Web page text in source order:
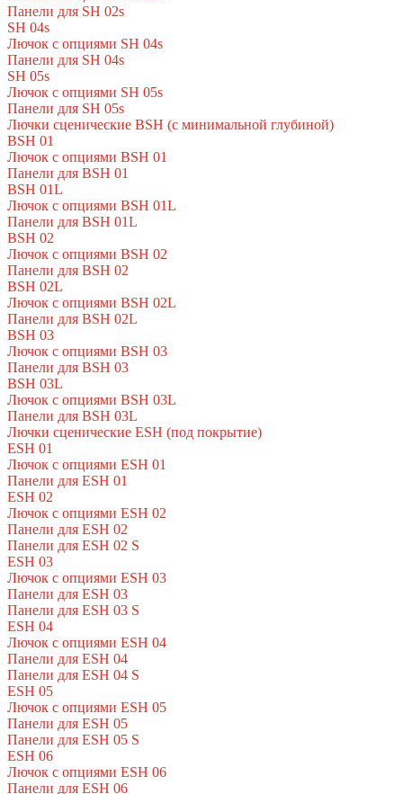
Панели для SH 02s
SH 04s
Лючок с опциями SH 04s
Панели для SH 04s
SH 05s
Лючок с опциями SH 05s
Панели для SH 05s
Лючки сценические BSH (с минимальной глубиной)
BSH 01
Лючок с опциями BSH 01
Панели для BSH 01
BSH 01L
Лючок с опциями BSH 01L
Панели для BSH 01L
BSH 02
Лючок с опциями BSH 02
Панели для BSH 02
BSH 02L
Лючок с опциями BSH 02L
Панели для BSH 02L
BSH 03
Лючок с опциями BSH 03
Панели для BSH 03
BSH 03L
Лючок с опциями BSH 03L
Панели для BSH 03L
Лючки сценические ESH (под покрытие)
ESH 01
Лючок с опциями ESH 01
Панели для ESH 01
ESH 02
Лючок с опциями ESH 02
Панели для ESH 02
Панели для ESH 02 S
ESH 03
Лючок с опциями ESH 03
Панели для ESH 03
Панели для ESH 03 S
ESH 04
Лючок с опциями ESH 04
Панели для ESH 04
Панели для ESH 04 S
ESH 05
Лючок с опциями ESH 05
Панели для ESH 05
Панели для ESH 05 S
ESH 06
Лючок с опциями ESH 06
Панели для ESH 06